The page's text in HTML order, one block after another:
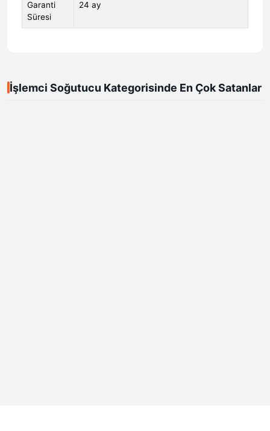
Garanti
Süresi
24 ay
İşlemci Soğutucu Kategorisinde En Çok Satanlar